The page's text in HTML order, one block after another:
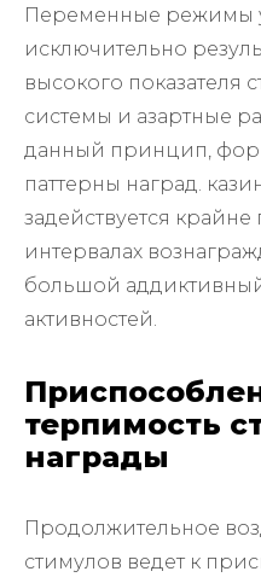
Переменные режимы
исключительно
высокого показателя
системы и азартные
данный принцип,
паттерны наград.
задействуется
интервалах
большой
активностей.
терпимость
награды
Продолжительное
стимулов ведет к